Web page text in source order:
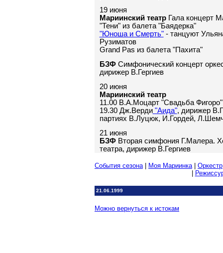
19 июня
Мариинский театрГала концерт
"Тени" из балета "Баядерка"
"Юноша и Смерть"- танцуют
Рузиматов
Grand Pas из балета "Пахита"
БЗФ Симфонический концерт
дирижер В.Гергиев
20 июня
Мариинский театр
11.00 В.А.Моцарт "Свадьба
19.30 Дж.Верди"Аида", дирижер
партиях В.Луцюк, И.Гордей,
21 июня
БЗФ Вторая симфония Г.Малера.
театра, дирижер В.Гергиев
События сезона| Моя Мариинка| Оркестр
21.06.1999
Можно вернуться к истокам